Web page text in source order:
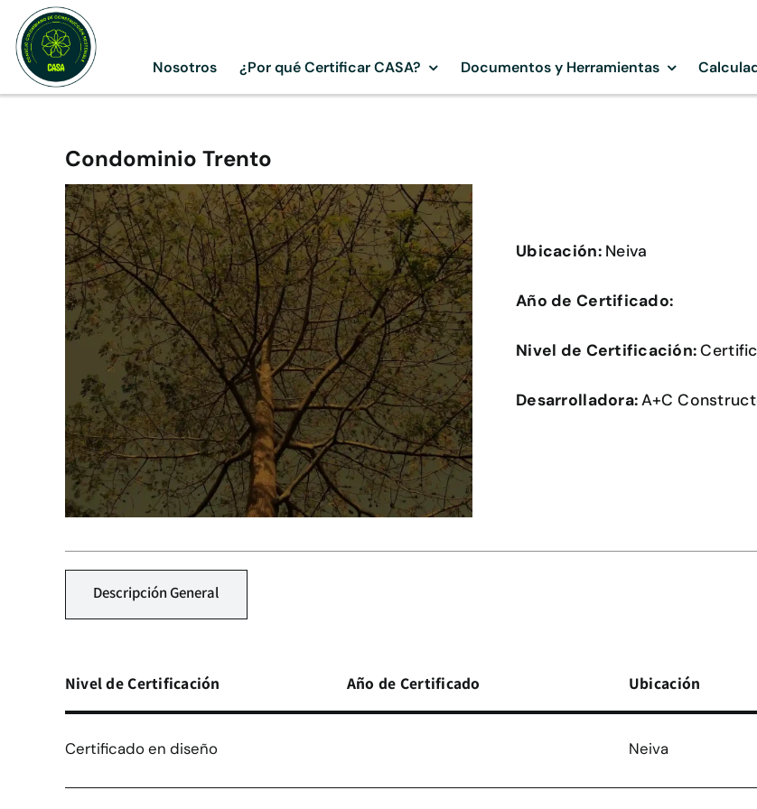
content
Nosotros ¿Por qué Certificar CASA? Documentos y Herramientas
Condominio Trento
Ubicación: Neiva
Año de Certificado:
Nivel de Certificación:
Desarrolladora:A+C
Descripción General
Nivel de Certificación Año de Certificado Ubicación
Certificado en diseño Neiva